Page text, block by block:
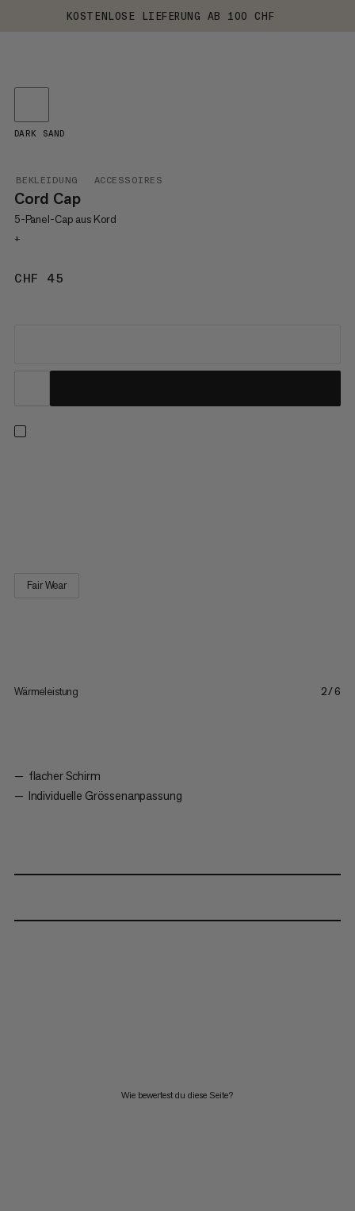
KOSTENLOSE LIEFERUNG AB 100 CHF
BEKLEIDUNG ACCESSOIRES
Cord Cap
5-Panel-Cap aus Kord
+
CHF 45
DARK SAND
Fair Wear
Wärmeleistung 2/6
flacher Schirm
Individuelle Grössenanpassung
Wie bewertest du diese Seite?